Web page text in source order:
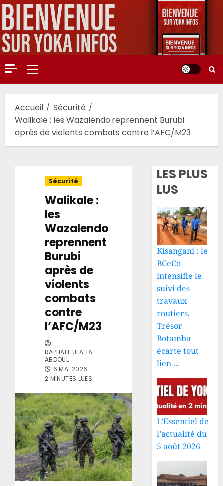
Aller
au
contenu
Menu
principal
Accueil
Sécurité
Walikale : les Wazalendo reprennent Burubi
après de violents combats contre l’AFC/M23
Sécurité
Walikale :
les
Wazalendo
reprennent
Burubi
après de
violents
combats
contre
l’AFC/M23
RAPHAËL ULAFIA
ABDOUL
16 MAI 2026
2 MINUTES LUES
LES PLUS
LUS
Kisangani : le
BCeCo
intensifie le
suivi des
travaux
routiers,
Trésor
Botamba
écarte tout
lien ...
L’Essentiel de
l’actualité du
5 août 2026